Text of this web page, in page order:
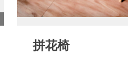
拼花椅